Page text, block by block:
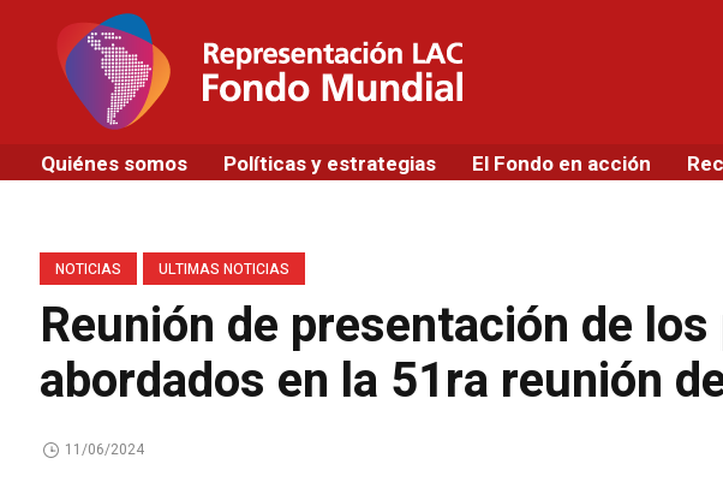
Quiénes somos Políticas y estrategias El Fondo en acción
NOTICIAS ULTIMAS NOTICIAS
Reunión de presentación de
abordados en la 51ra reunión
11/06/2024